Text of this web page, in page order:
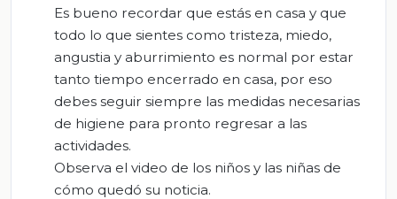
Es bueno recordar que estás en casa y que
todo lo que sientes como tristeza, miedo,
angustia y aburrimiento es normal por estar
tanto tiempo encerrado en casa, por eso
debes seguir siempre las medidas necesarias
de higiene para pronto regresar a las
actividades.
Observa el video de los niños y las niñas de
cómo quedó su noticia.